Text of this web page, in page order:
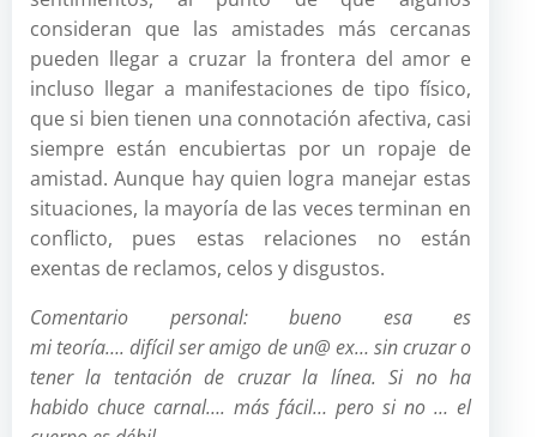
consideran que las amistades más cercanas
pueden llegar a cruzar la frontera del amor e
incluso llegar a manifestaciones de tipo físico,
que si bien tienen una connotación afectiva, casi
siempre están encubiertas por un ropaje de
amistad. Aunque hay quien logra manejar estas
situaciones, la mayoría de las veces terminan en
conflicto, pues estas relaciones no están
exentas de reclamos, celos y disgustos.
Comentario personal: bueno esa es
mi teoría…. difícil ser amigo de un@ ex… sin cruzar o
tener la tentación de cruzar la línea. Si no ha
habido chuce carnal…. más fácil… pero si no … el